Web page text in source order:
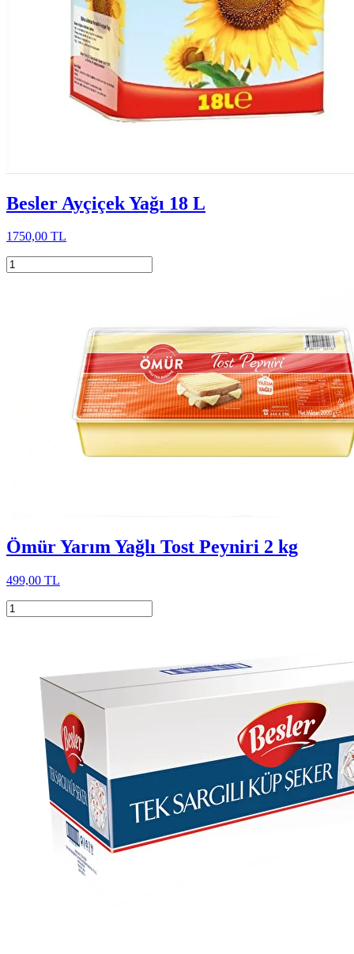
Besler Ayçiçek Yağı 18 L
1750,00 TL
Ömür Yarım Yağlı Tost Peyniri 2 kg
499,00 TL